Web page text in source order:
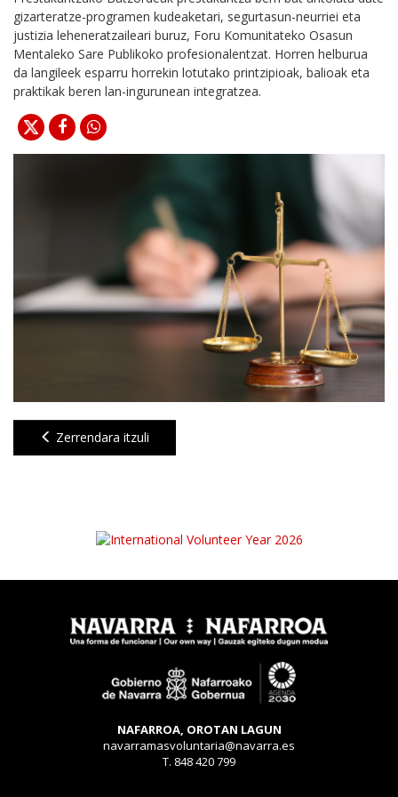
gizarteratze-programen kudeaketari, segurtasun-neurriei eta
justizia leheneratzaileari buruz, Foru Komunitateko Osasun
Mentaleko Sare Publikoko profesionalentzat. Horren helburua
da langileek esparru horrekin lotutako printzipioak, balioak eta
praktikak beren lan-ingurunean integratzea.
Zerrendara itzuli
NAFARROA, OROTAN LAGUN
navarramasvoluntaria@navarra.es
T. 848 420 799